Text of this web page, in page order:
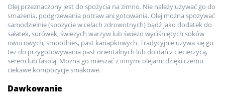
Olej przeznaczony jest do spożycia na zimno. Nie należy używać go do
smażenia, podgrzewania potraw ani gotowania. Olej można spożywać
samodzielnie (spożycie w celach zdrowotnych) bądź jako dodatek do
sałatek, surówek, świeżych warzyw lub świeżo wyciśniętych soków
owocowych, smoothies, past kanapkowych. Tradycyjnie używa się go
też do przygotowywania past orientalnych lub do dań z ciecierzycą,
serem lub fasolą. Można go mieszać z innymi olejami dzięki czemu
ciekawe kompozycje smakowe.
Dawkowanie